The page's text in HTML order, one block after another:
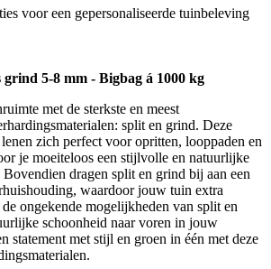
voor een gepersonaliseerde tuinbeleving
5-8 mm - Bigbag á 1000 kg
met de sterkste en meest
split en grind. Deze
zich perfect voor opritten, looppaden en
je moeiteloos een stijlvolle en natuurlijke
dragen split en grind bij aan een
waardoor jouw tuin extra
ongekende mogelijkheden van split en
schoonheid naar voren in jouw
statement met stijl en groen in één met deze